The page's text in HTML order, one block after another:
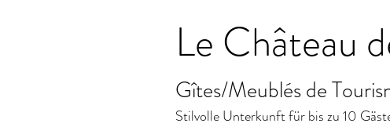
Le Château
Gîtes/Meublés de
Stilvolle Unterkunft für bis zu 10